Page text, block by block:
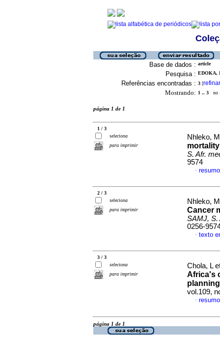
Base de dados : article
Pesquisa : EDOKA,
Referências encontradas : 3 [refinar
Mostrando: 1 .. 3 no
página 1 de 1
1 / 3
seleciona
para imprimir
Nhleko,
S. Afr.
9574
·
2 / 3
seleciona
para imprimir
Nhleko,
Cancer
SAMJ, S.
0256-
· texto
3 / 3
seleciona
para imprimir
Chola, L
Africa's
vol.109,
·
página 1 de 1